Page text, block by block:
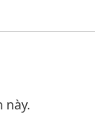
này.